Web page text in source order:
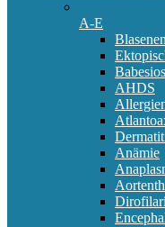
A-E
AHDS
Anämie